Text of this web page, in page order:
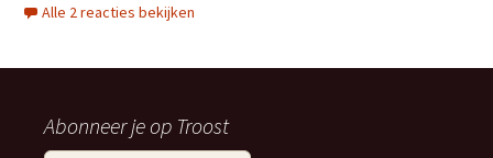
Alle 2 reacties bekijken
Abonneer je op Troost